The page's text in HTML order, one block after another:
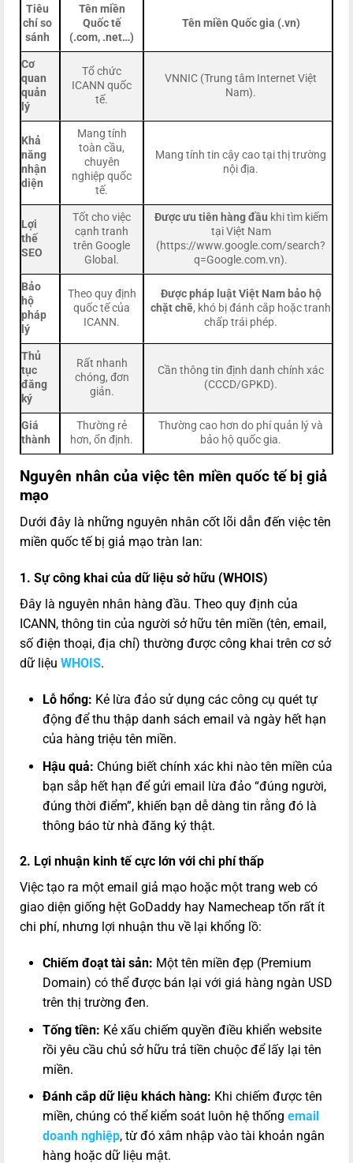
Tiêu
chí so
sánh
Tên miền
Quốc tế
(.com, .net…)
Tên miền Quốc gia (.vn)
Cơ
quan
quản
lý
Tổ chức
ICANN quốc
tế.
VNNIC (Trung tâm Internet Việt
Nam).
Khả
năng
nhận
diện
Mang tính
toàn cầu,
chuyên
nghiệp quốc
tế.
Mang tính tin cậy cao tại thị trường
nội địa.
Lợi
thế
SEO
Tốt cho việc
cạnh tranh
trên Google
Global.
Được ưu tiên hàng đầu khi tìm kiếm
tại Việt Nam
(https://www.google.com/search?
q=Google.com.vn).
Bảo
hộ
pháp
lý
Theo quy định
quốc tế của
ICANN.
Được pháp luật Việt Nam bảo hộ
chặt chẽ, khó bị đánh cắp hoặc tranh
chấp trái phép.
Thủ
tục
đăng
ký
Rất nhanh
chóng, đơn
giản.
Cần thông tin định danh chính xác
(CCCD/GPKD).
Giá
thành
Thường rẻ
hơn, ổn định.
Thường cao hơn do phí quản lý và
bảo hộ quốc gia.
Nguyên nhân của việc tên miền quốc tế bị giả
mạo
Dưới đây là những nguyên nhân cốt lõi dẫn đến việc tên
miền quốc tế bị giả mạo tràn lan:
1. Sự công khai của dữ liệu sở hữu (WHOIS)
Đây là nguyên nhân hàng đầu. Theo quy định của
ICANN, thông tin của người sở hữu tên miền (tên, email,
số điện thoại, địa chỉ) thường được công khai trên cơ sở
dữ liệu WHOIS.
Lỗ hổng: Kẻ lừa đảo sử dụng các công cụ quét tự
động để thu thập danh sách email và ngày hết hạn
của hàng triệu tên miền.
Hậu quả: Chúng biết chính xác khi nào tên miền của
bạn sắp hết hạn để gửi email lừa đảo “đúng người,
đúng thời điểm”, khiến bạn dễ dàng tin rằng đó là
thông báo từ nhà đăng ký thật.
2. Lợi nhuận kinh tế cực lớn với chi phí thấp
Việc tạo ra một email giả mạo hoặc một trang web có
giao diện giống hệt GoDaddy hay Namecheap tốn rất ít
chi phí, nhưng lợi nhuận thu về lại khổng lồ:
Chiếm đoạt tài sản: Một tên miền đẹp (Premium
Domain) có thể được bán lại với giá hàng ngàn USD
trên thị trường đen.
Tống tiền: Kẻ xấu chiếm quyền điều khiển website
rồi yêu cầu chủ sở hữu trả tiền chuộc để lấy lại tên
miền.
Đánh cắp dữ liệu khách hàng: Khi chiếm được tên
miền, chúng có thể kiểm soát luôn hệ thống email
doanh nghiệp, từ đó xâm nhập vào tài khoản ngân
hàng hoặc dữ liệu mật.